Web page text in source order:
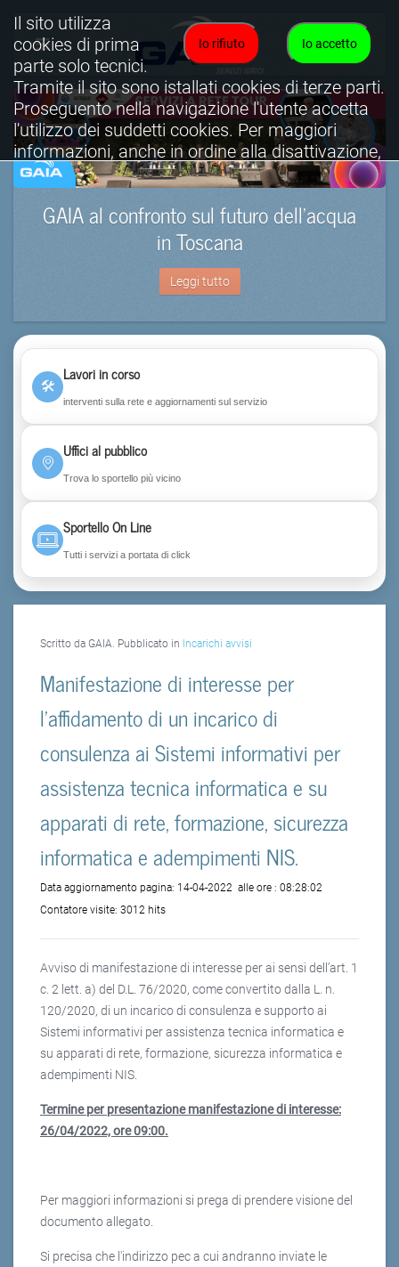
GAIA al confronto sul futuro dell’acqua
in Toscana
Leggi tutto
🛠
Lavori in corso
interventi sulla rete e aggiornamenti sul servizio
Uffici al pubblico
Trova lo sportello più vicino
Sportello On Line
Tutti i servizi a portata di click
Scritto da GAIA. Pubblicato in Incarichi avvisi
Manifestazione di interesse per
l'affidamento di un incarico di
consulenza ai Sistemi informativi per
assistenza tecnica informatica e su
apparati di rete, formazione, sicurezza
informatica e adempimenti NIS.
Data aggiornamento pagina: 14-04-2022 alle ore : 08:28:02
Contatore visite: 3012 hits
Avviso di manifestazione di interesse per ai sensi dell’art. 1
c. 2 lett. a) del D.L. 76/2020, come convertito dalla L. n.
120/2020, di un incarico di consulenza e supporto ai
Sistemi informativi per assistenza tecnica informatica e
su apparati di rete, formazione, sicurezza informatica e
adempimenti NIS.
Termine per presentazione manifestazione di interesse:
26/04/2022, ore 09:00.
Per maggiori informazioni si prega di prendere visione del
documento allegato.
Si precisa che l'indirizzo pec a cui andranno inviate le
Io accetto
Io rifiuto
Il sito utilizza
cookies di prima
parte solo tecnici.
Tramite il sito sono istallati cookies di terze parti.
Proseguento nella navigazione l'utente accetta
l'utilizzo dei suddetti cookies. Per maggiori
informazioni, anche in ordine alla disattivazione,
è possibile consultare l'informativa cookies
completa.
Visualizza informativa completa.